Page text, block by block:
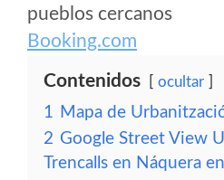
pueblos cercanos
Booking.com
Contenidos ocultar
1 Mapa de
2 Google Street View
Trencalls en Náquera